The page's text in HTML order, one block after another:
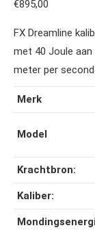
€895,00
FX Dreamline
met 40 Joule aan
meter per
Merk
Model
Krachtbron:
Kaliber: